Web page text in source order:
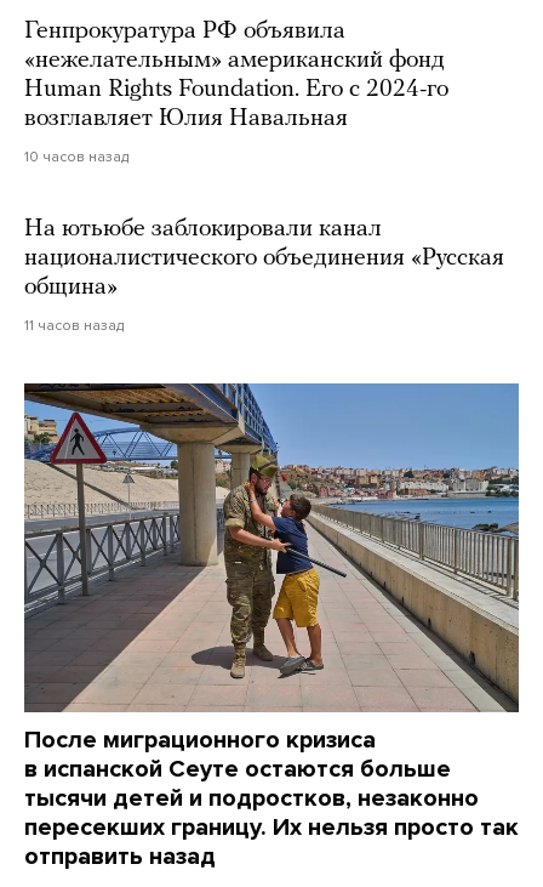
Генпрокуратура РФ объявила
«нежелательным» американский фонд
Human Rights Foundation. Его с 2024-го
возглавляет Юлия Навальная
10 часов назад
На ютьюбе заблокировали канал
националистического объединения «Русская
община»
11 часов назад
После миграционного кризиса
в испанской Сеуте остаются больше
тысячи детей и подростков, незаконно
пересекших границу. Их нельзя просто так
отправить назад